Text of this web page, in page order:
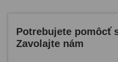
Potrebujete pomôcť
Zavolajte nám